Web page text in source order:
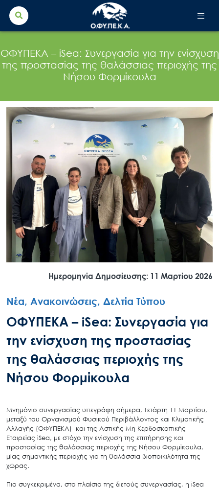
Search
for:
ΟΦΥΠΕΚΑ – iSea: Συνεργασία για την ενίσχυση
της προστασίας της θαλάσσιας περιοχής της
Νήσου Φορμίκουλα
Ημερομηνία Δημοσίευσης: 11 Μαρτίου 2026
Νέα, Ανακοινώσεις, Δελτία Τύπου
ΟΦΥΠΕΚΑ – iSea: Συνεργασία για
την ενίσχυση της προστασίας
της θαλάσσιας περιοχής της
Νήσου Φορμίκουλα
Μνημόνιο συνεργασίας υπεγράφη σήμερα, Τετάρτη 11 Μαρτίου,
μεταξύ του Οργανισμού Φυσικού Περιβάλλοντος και Κλιματικής
Αλλαγής (ΟΦΥΠΕΚΑ) και της Αστικής Μη Κερδοσκοπικής
Εταιρείας iSea, με στόχο την ενίσχυση της επιτήρησης και
προστασίας της θαλάσσιας περιοχής της Νήσου Φορμίκουλα,
μίας σημαντικής περιοχής για τη θαλάσσια βιοποικιλότητα της
χώρας.
Πιο συγκεκριμένα, στο πλαίσιο της διετούς συνεργασίας, η iSea